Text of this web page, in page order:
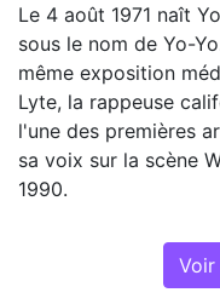
Le 4 août 1971 naît
sous le nom de Yo-
même exposition
Lyte, la rappeuse
l'une des premières
sa voix sur la scène
1990.